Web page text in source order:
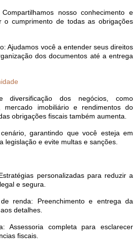
nosso conhecimento e
o cumprimento de todas as obrigações
Ajudamos você a entender seus direitos
dos documentos até a entrega
dos negócios, como
mercado imobiliário e rendimentos do
obrigações fiscais também aumenta.
garantindo que você esteja em
legislação e evite multas e sanções.
personalizadas para reduzir a
e segura.
renda: Preenchimento e entrega da
detalhes.
Assessoria completa para esclarecer
fiscais.